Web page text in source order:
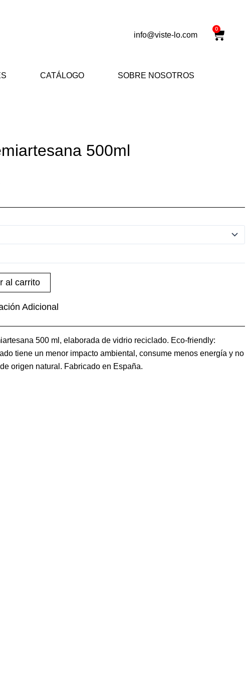
info@viste-lo.com
0
CATÁLOGO SOBRE NOSOTROS
500ml
al carrito
Adicional
500 ml, elaborada de vidrio reciclado. Eco-friendly:
tiene un menor impacto ambiental, consume menos energía y no
origen natural. Fabricado en España.